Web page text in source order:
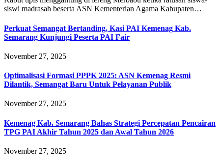
siswi madrasah beserta ASN Kementerian Agama Kabupaten…
Perkuat Semangat Bertanding, Kasi PAI Kemenag Kab.
Semarang Kunjungi Peserta PAI Fair
November 27, 2025
Optimalisasi Formasi PPPK 2025: ASN Kemenag Resmi
Dilantik, Semangat Baru Untuk Pelayanan Publik
November 27, 2025
Kemenag Kab. Semarang Bahas Strategi Percepatan Pencairan
TPG PAI Akhir Tahun 2025 dan Awal Tahun 2026
November 27, 2025